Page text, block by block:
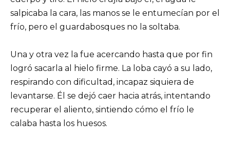
salpicaba la cara, las manos se le entumecían por el
frío, pero el guardabosques no la soltaba.
Una y otra vez la fue acercando hasta que por fin
logró sacarla al hielo firme. La loba cayó a su lado,
respirando con dificultad, incapaz siquiera de
levantarse. Él se dejó caer hacia atrás, intentando
recuperar el aliento, sintiendo cómo el frío le
calaba hasta los huesos.